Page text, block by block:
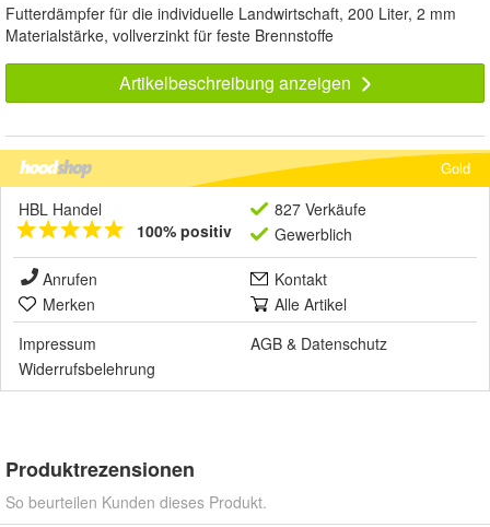
Futterdämpfer für die individuelle Landwirtschaft, 200 Liter, 2 mm
Materialstärke, vollverzinkt für feste Brennstoffe
Artikelbeschreibung anzeigen
Gold
HBL Handel
100% positiv
827 Verkäufe
Gewerblich
Anrufen
Kontakt
Merken
Alle Artikel
Impressum
AGB & Datenschutz
Widerrufsbelehrung
Produktrezensionen
So beurteilen Kunden dieses Produkt.